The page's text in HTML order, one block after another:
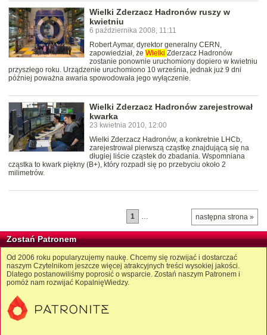
Wielki Zderzacz Hadronów ruszy w
kwietniu
6 października 2008, 11:11
Robert Aymar, dyrektor generalny CERN,
zapowiedział, że Wielki Zderzacz Hadronów
zostanie ponownie uruchomiony dopiero w kwietniu
przyszłego roku. Urządzenie uruchomiono 10 września, jednak już 9 dni
później poważna awaria spowodowała jego wyłączenie.
Wielki Zderzacz Hadronów zarejestrował
kwarka
23 kwietnia 2010, 12:00
Wielki Zderzacz Hadronów, a konkretnie LHCb,
zarejestrował pierwszą cząstkę znajdującą się na
długiej liście cząstek do zbadania. Wspomniana
cząstka to kwark piękny (B+), który rozpadł się po przebyciu około 2
milimetrów.
następna strona »
1 …
Zostań Patronem
Od 2006 roku popularyzujemy naukę. Chcemy się rozwijać i dostarczać
naszym Czytelnikom jeszcze więcej atrakcyjnych treści wysokiej jakości.
Dlatego postanowiliśmy poprosić o wsparcie. Zostań naszym Patronem i
pomóż nam rozwijać KopalnięWiedzy.